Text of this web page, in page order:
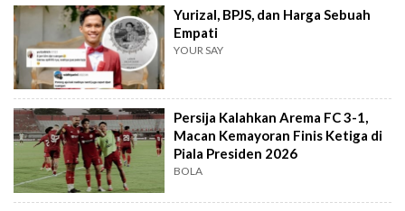
Yurizal, BPJS, dan Harga Sebuah
Empati
YOUR SAY
Persija Kalahkan Arema FC 3-1,
Macan Kemayoran Finis Ketiga di
Piala Presiden 2026
BOLA